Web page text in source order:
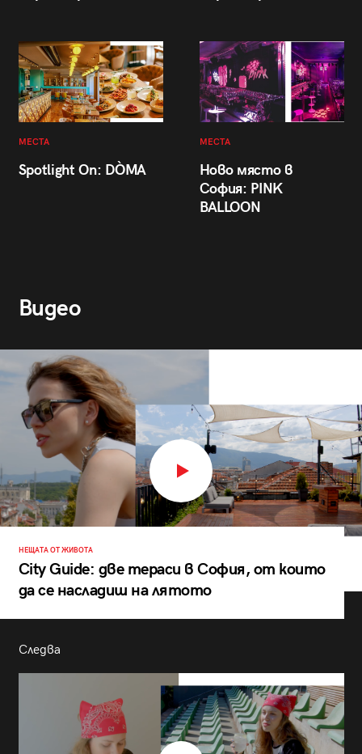
МЕСТА
Spotlight On: DÒMA
МЕСТА
Ново място в
София: PINK
BALLOON
Видео
НЕЩАТА ОТ ЖИВОТА
City Guide: две тераси в София, от които
да се насладиш на лятото
Следва